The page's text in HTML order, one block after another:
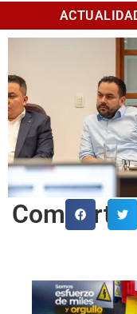
Comparte